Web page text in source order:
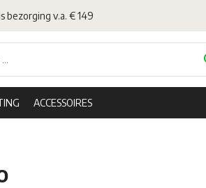
bezorging v.a. € 149
ACCESSOIRES